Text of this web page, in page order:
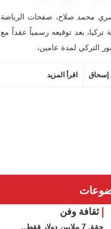
محمد صلاح، صفحات الرياضة
تركيا، بعد توقيعه رسمياً عقداً مع
التركي لمدة عامين،
إسحاق اقرأ المزيد
ثقافة وفن
حقق 7 ملايين دولار فقط..